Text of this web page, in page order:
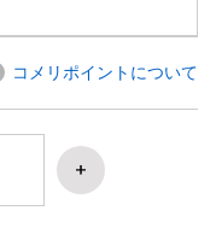
コメリポイントについて